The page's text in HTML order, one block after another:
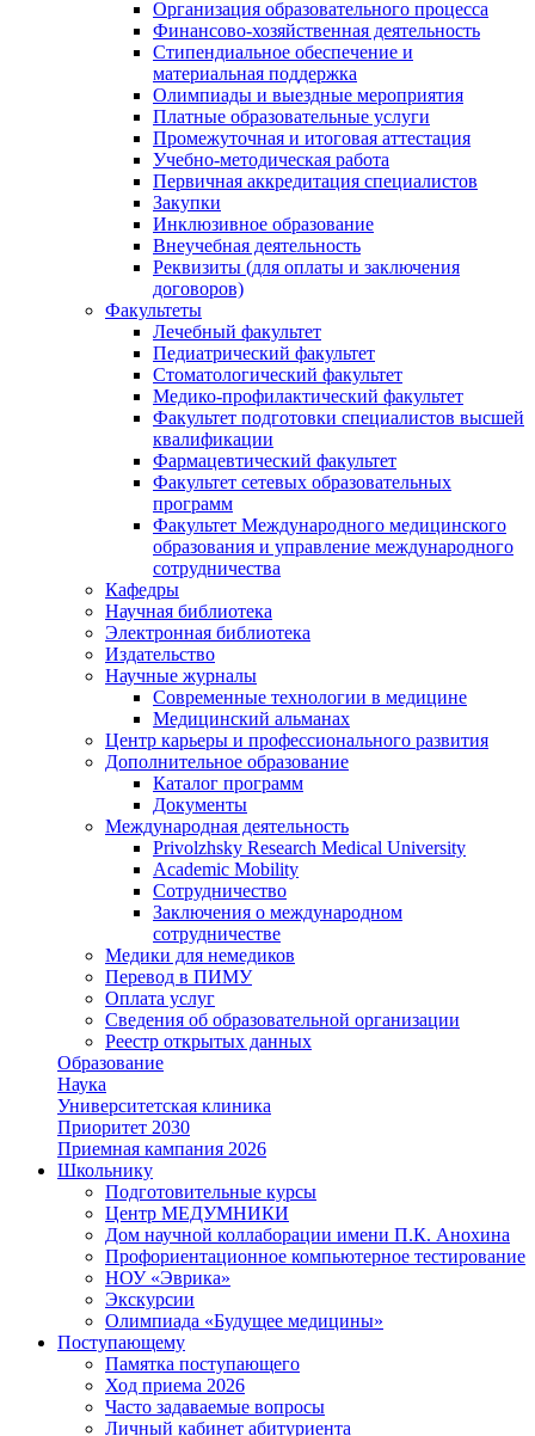
Организация образовательного процесса
Финансово-хозяйственная деятельность
Стипендиальное обеспечение и
материальная поддержка
Олимпиады и выездные мероприятия
Платные образовательные услуги
Промежуточная и итоговая аттестация
Учебно-методическая работа
Первичная аккредитация специалистов
Закупки
Инклюзивное образование
Внеучебная деятельность
Реквизиты (для оплаты и заключения
договоров)
Факультеты
Лечебный факультет
Педиатрический факультет
Стоматологический факультет
Медико-профилактический факультет
Факультет подготовки специалистов высшей
квалификации
Фармацевтический факультет
Факультет сетевых образовательных
программ
Факультет Международного медицинского
образования и управление международного
сотрудничества
Кафедры
Научная библиотека
Электронная библиотека
Издательство
Научные журналы
Современные технологии в медицине
Медицинский альманах
Центр карьеры и профессионального развития
Дополнительное образование
Каталог программ
Документы
Международная деятельность
Privolzhsky Research Medical University
Academic Mobility
Сотрудничество
Заключения о международном
сотрудничестве
Медики для немедиков
Перевод в ПИМУ
Оплата услуг
Сведения об образовательной организации
Реестр открытых данных
Образование
Наука
Университетская клиника
Приоритет 2030
Приемная кампания 2026
Школьнику
Подготовительные курсы
Центр МЕДУМНИКИ
Дом научной коллаборации имени П.К. Анохина
Профориентационное компьютерное тестирование
НОУ «Эврика»
Экскурсии
Олимпиада «Будущее медицины»
Поступающему
Памятка поступающего
Ход приема 2026
Часто задаваемые вопросы
Личный кабинет абитуриента